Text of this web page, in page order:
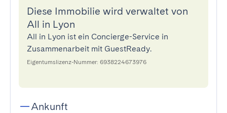
Diese Immobilie wird verwaltet von
All in Lyon
All in Lyon ist ein Concierge-Service in
Zusammenarbeit mit GuestReady.
Eigentumslizenz-Nummer: 6938224673976
Ankunft